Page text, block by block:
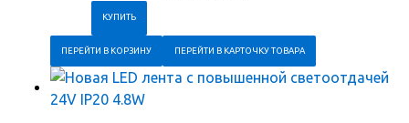
ПЕРЕЙТИ В КОРЗИНУ ПЕРЕЙТИ В КАРТОЧКУ ТОВАРА